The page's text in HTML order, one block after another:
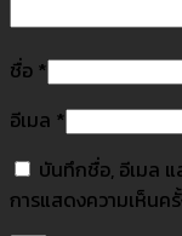
ชื่อ *
อีเมล *
บันทึกชื่อ, อีเมล แ
การแสดงความเห็นค